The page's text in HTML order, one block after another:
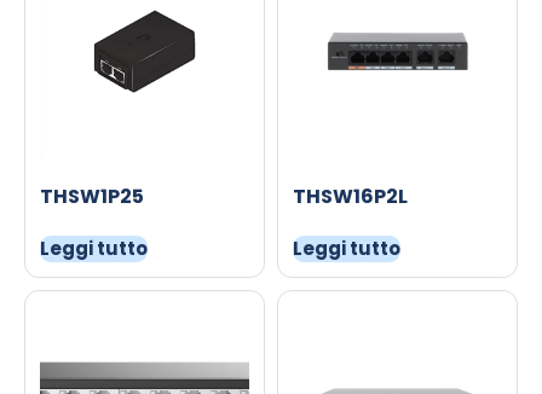
THSW1P25
Leggi tutto
THSW16P2L
Leggi tutto